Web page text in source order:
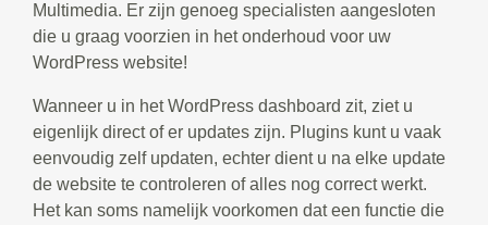
Multimedia. Er zijn genoeg specialisten aangesloten
die u graag voorzien in het onderhoud voor uw
WordPress website!
Wanneer u in het WordPress dashboard zit, ziet u
eigenlijk direct of er updates zijn. Plugins kunt u vaak
eenvoudig zelf updaten, echter dient u na elke update
de website te controleren of alles nog correct werkt.
Het kan soms namelijk voorkomen dat een functie die